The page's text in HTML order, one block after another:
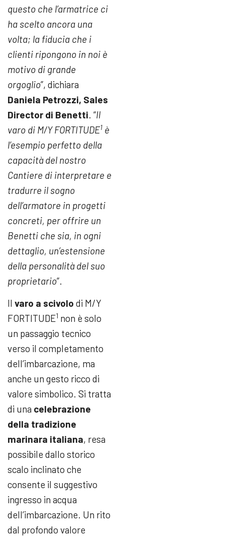
questo che l’armatrice ci
ha scelto ancora una
volta; la fiducia che i
clienti ripongono in noi è
motivo di grande
orgoglio”, dichiara
Daniela Petrozzi, Sales
Director di Benetti. “Il
varo di M/Y FORTITUDE1 è
l’esempio perfetto della
capacità del nostro
Cantiere di interpretare e
tradurre il sogno
dell’armatore in progetti
concreti, per offrire un
Benetti che sia, in ogni
dettaglio, un’estensione
della personalità del suo
proprietario”.
Il varo a scivolo di M/Y
FORTITUDE1 non è solo
un passaggio tecnico
verso il completamento
dell’imbarcazione, ma
anche un gesto ricco di
valore simbolico. Si tratta
di una celebrazione
della tradizione
marinara italiana, resa
possibile dallo storico
scalo inclinato che
consente il suggestivo
ingresso in acqua
dell’imbarcazione. Un rito
dal profondo valore